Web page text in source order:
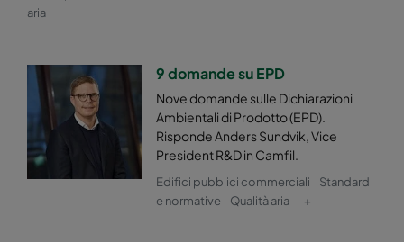
aria
9 domande su EPD
Nove domande sulle Dichiarazioni
Ambientali di Prodotto (EPD).
Risponde Anders Sundvik, Vice
President R&D in Camfil.
Edifici pubblici commerciali
Standard
e normative
Qualità aria +